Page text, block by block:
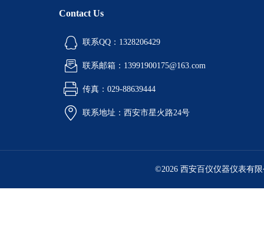
Contact Us
联系QQ：1328206429
联系邮箱：13991900175@163.com
传真：029-88639444
联系地址：西安市星火路24号
©2026 西安百仪仪器仪表有